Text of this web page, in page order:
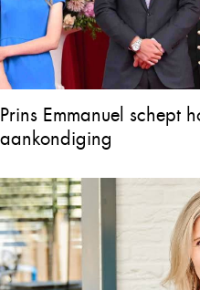
Prins Emmanuel schept
aankondiging